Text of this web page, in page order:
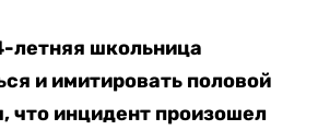
летняя школьница
и имитировать половой
что инцидент произошел